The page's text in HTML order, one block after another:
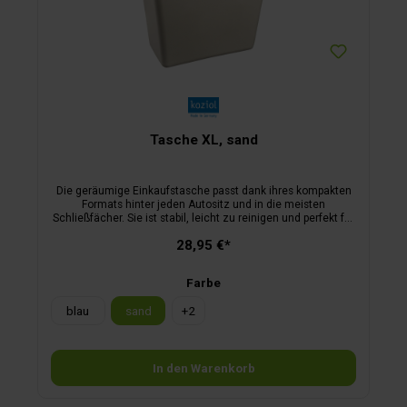
Tasche XL, sand
Die geräumige Einkaufstasche passt dank ihres kompakten
Formats hinter jeden Autositz und in die meisten
Schließfächer. Sie ist stabil, leicht zu reinigen und perfekt für
28,95 €*
Farbe
blau
sand +2
In den Warenkorb